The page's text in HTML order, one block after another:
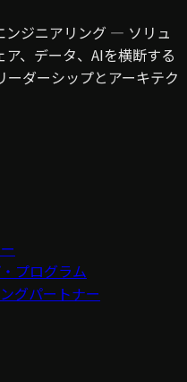
ンジニアリング — ソリュ
、データ、AIを横断する
ダーシップとアーキテク
プログラム
グパートナー